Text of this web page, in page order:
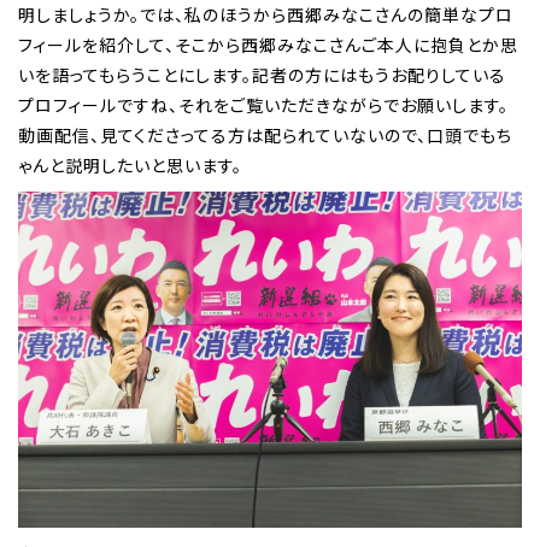
明しましょうか。では、私のほうから西郷みなこさんの簡単なプロ
フィールを紹介して、そこから西郷みなこさんご本人に抱負とか思
いを語ってもらうことにします。記者の方にはもうお配りしている
プロフィールですね、それをご覧いただきながらでお願いします。
動画配信、見てくださってる方は配られていないので、口頭でもち
ゃんと説明したいと思います。